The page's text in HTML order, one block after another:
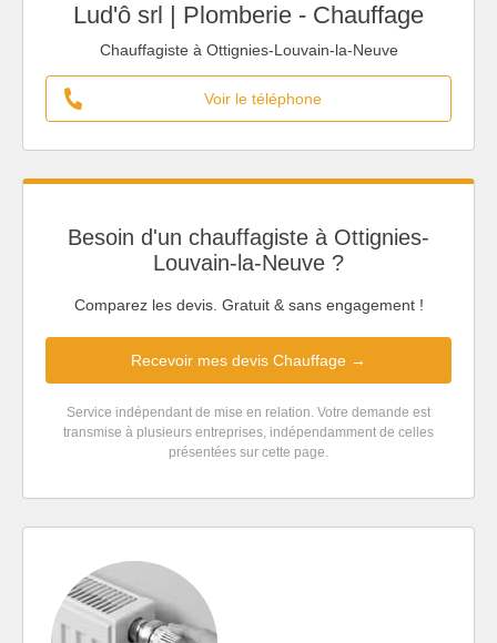
Lud'ô srl | Plomberie - Chauffage
Chauffagiste à Ottignies-Louvain-la-Neuve
Voir le téléphone
Besoin d'un chauffagiste à Ottignies-
Louvain-la-Neuve ?
Comparez les devis. Gratuit & sans engagement !
Recevoir mes devis Chauffage →
Service indépendant de mise en relation. Votre demande est
transmise à plusieurs entreprises, indépendamment de celles
présentées sur cette page.